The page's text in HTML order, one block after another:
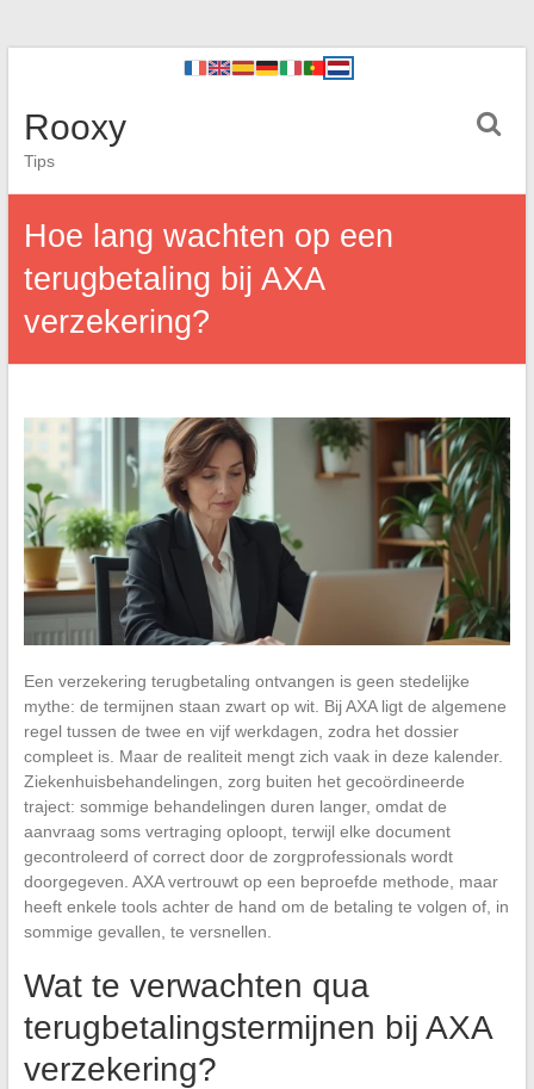
Rooxy
Tips
Hoe lang wachten op een
terugbetaling bij AXA
verzekering?
Een verzekering terugbetaling ontvangen is geen stedelijke
mythe: de termijnen staan zwart op wit. Bij AXA ligt de algemene
regel tussen de twee en vijf werkdagen, zodra het dossier
compleet is. Maar de realiteit mengt zich vaak in deze kalender.
Ziekenhuisbehandelingen, zorg buiten het gecoördineerde
traject: sommige behandelingen duren langer, omdat de
aanvraag soms vertraging oploopt, terwijl elke document
gecontroleerd of correct door de zorgprofessionals wordt
doorgegeven. AXA vertrouwt op een beproefde methode, maar
heeft enkele tools achter de hand om de betaling te volgen of, in
sommige gevallen, te versnellen.
Wat te verwachten qua
terugbetalingstermijnen bij AXA
verzekering?